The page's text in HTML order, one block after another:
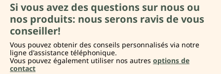
Si vous avez des questions sur nous ou
nos produits: nous serons ravis de vous
conseiller!
Vous pouvez obtenir des conseils personnalisés via notre
ligne d'assistance téléphonique.
Vous pouvez également utiliser nos autres options de
contact